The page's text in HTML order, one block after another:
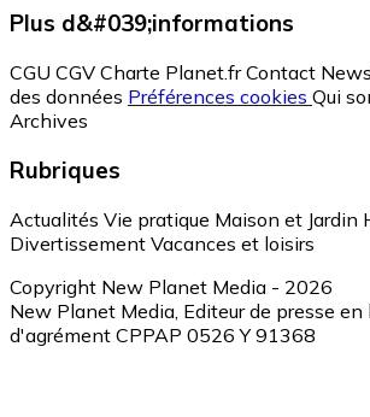
Plus d&#039;informations
CGU CGV Charte Planet.fr Contact
des données Préférences cookies Qui
Archives
Rubriques
Actualités Vie pratique Maison et Jardin
Divertissement Vacances et loisirs
Copyright New Planet Media - 2026
New Planet Media, Editeur de presse en
d'agrément CPPAP 0526 Y 91368